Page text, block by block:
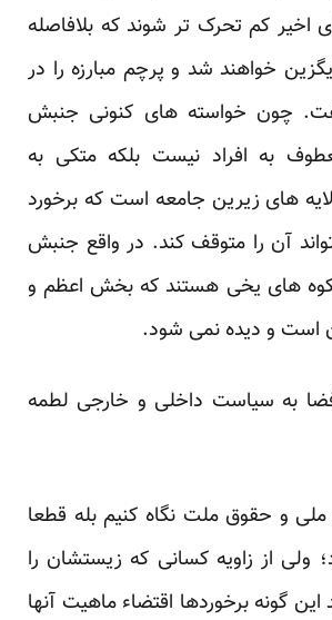
اخیر کم تحرک تر شوند که بلافاصله
خواهند شد و پرچم مبارزه را در
چون خواسته های کنونی جنبش
به افراد نیست بلکه متکی به
های زیرین جامعه است که برخورد
آن را متوقف کند. در واقع جنبش
کوه های یخی هستند که بخش اعظم و
است و دیده نمی شود.
به سیاست داخلی و خارجی لطمه
ملی و حقوق ملت نگاه کنیم بله قطعا
ولی از زاویه کسانی که زیستشان را
گونه برخوردها اقتضاء ماهیت آنها